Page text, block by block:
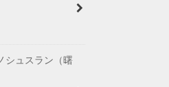
シュスラン（曙